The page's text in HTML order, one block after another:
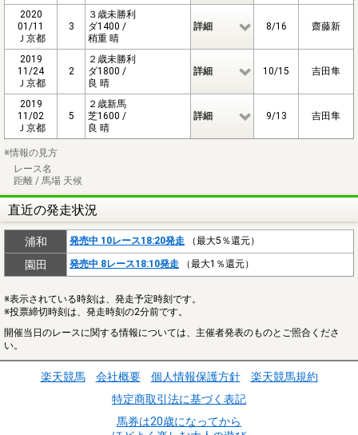
2020
01/11
Ｊ京都
3
３歳未勝利
ダ1400 /
稍重 晴
詳細 8/16 齋藤新
2019
11/24
Ｊ京都
2
２歳未勝利
ダ1800 /
良 晴
詳細 10/15 吉田隼
2019
11/02
Ｊ京都
5
２歳新馬
芝1600 /
良 晴
詳細 9/13 吉田隼
※情報の見方
レース名
距離 / 馬場 天候
直近の発走状況
浦和 発売中 10レース18:20発走 （最大5％還元）
園田 発売中 8レース18:10発走 （最大1％還元）
※表示されている時刻は、発走予定時刻です。
※投票締切時刻は、発走時刻の2分前です。
開催当日のレースに関する情報については、主催者発表のものとご照合くださ
い。
楽天競馬 会社概要 個人情報保護方針
楽天競馬規約
特定商取引法に基づく表記
馬券は20歳になってから